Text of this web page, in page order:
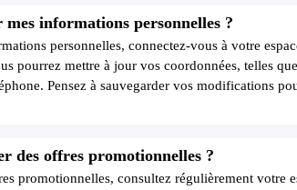
informations personnelles ?
personnelles, connectez-vous à votre
pourrez mettre à jour vos coordonnées, telles
Pensez à sauvegarder vos modifications
des offres promotionnelles ?
promotionnelles, consultez régulièrement votre